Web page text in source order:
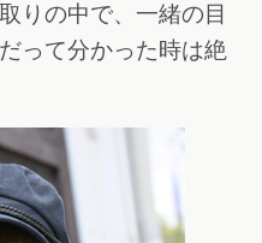
りの中で、一緒の目
って分かった時は絶